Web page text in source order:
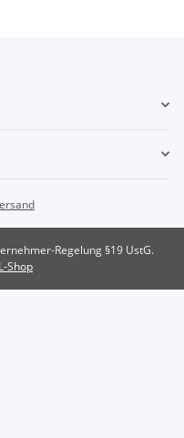
Regelung §19 UstG.
Shop